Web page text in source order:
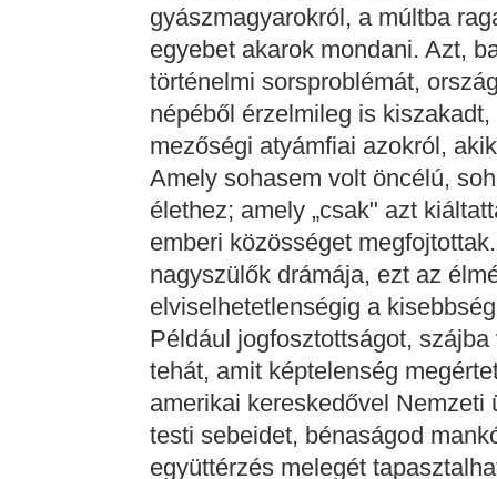
gyászmagyarokról, a múltba
egyebet akarok mondani. Azt,
történelmi sorsproblémát,
népéből érzelmileg is
mezőségi atyámfiai azokról,
Amely sohasem volt öncélú,
élethez; amely „csak" azt
emberi közösséget
nagyszülők drámája, ezt az
elviselhetetlenségig a
Például jogfosztottságot,
tehát, amit képtelenség
amerikai kereskedővel
testi sebeidet, bénaságod
együttérzés melegét